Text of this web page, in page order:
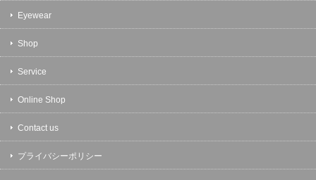
Eyewear
Shop
Service
Online Shop
Contact us
プライバシーポリシー